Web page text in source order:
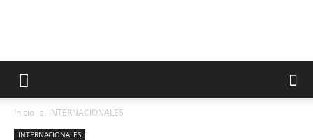
Inicio INTERNACIONALES
INTERNACIONALES